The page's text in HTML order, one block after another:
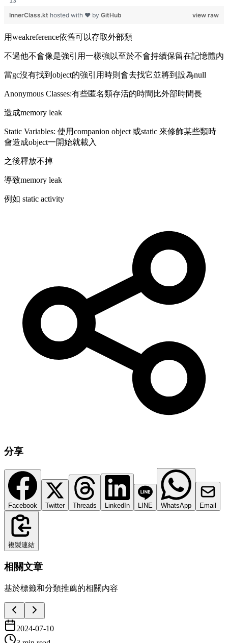
view raw
InnerClass.kt hosted with ❤ by GitHub
用weakreference依舊可以存取外部類
不過他不會像是強引用一樣強以至於不會持續保留在記憶體內
當gc沒有找到object的強引用時則會去找它並將到設為null
Anonymous Classes:有些匿名類存活的時間比外部時間長
造成memory leak
Static Variables: 使用companion object 或static 來修飾某些類時
會造成object一開始就載入
之後釋放不掉
導致memory leak
例如 static activity
分享
Facebook Twitter Threads LinkedIn LINE WhatsApp Email
複製連結
相關文章
基於標籤和分類推薦的相關內容
2024-07-10